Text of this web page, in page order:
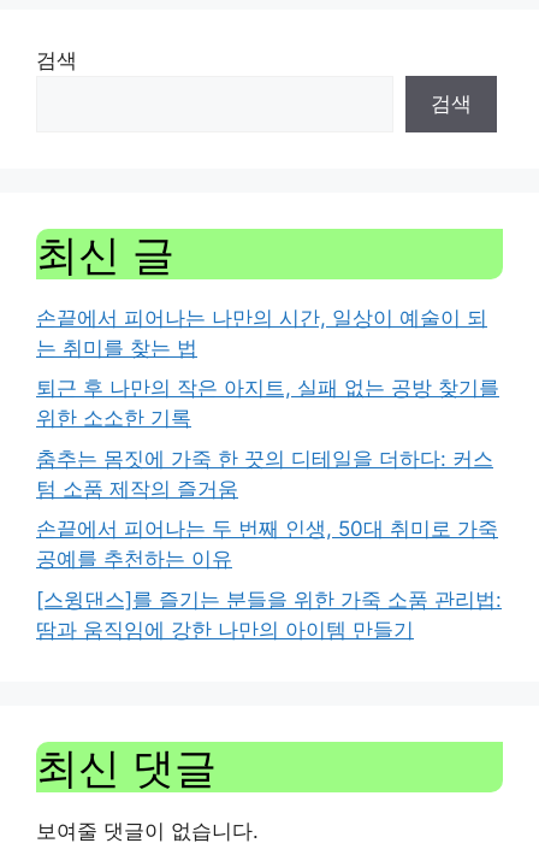
검색
검색
최신 글
손끝에서 피어나는 나만의 시간, 일상이 예술이 되
는 취미를 찾는 법
퇴근 후 나만의 작은 아지트, 실패 없는 공방 찾기를
위한 소소한 기록
춤추는 몸짓에 가죽 한 끗의 디테일을 더하다: 커스
텀 소품 제작의 즐거움
손끝에서 피어나는 두 번째 인생, 50대 취미로 가죽
공예를 추천하는 이유
[스윙댄스]를 즐기는 분들을 위한 가죽 소품 관리법:
땀과 움직임에 강한 나만의 아이템 만들기
최신 댓글
보여줄 댓글이 없습니다.